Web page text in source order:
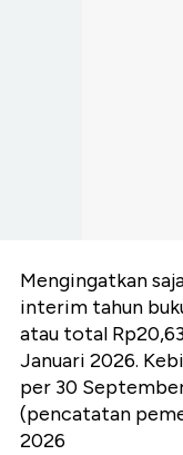
Mengingatkan
interim tahun
atau total
Januari 2026.
per 30
(pencatatan
2026